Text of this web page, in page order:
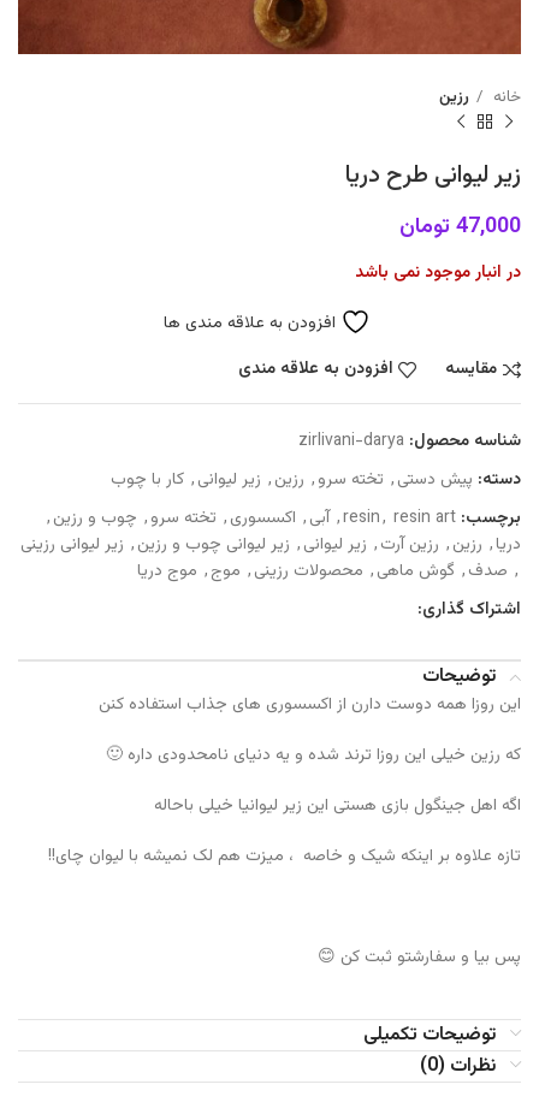
خانه رزین
زیر لیوانی طرح دریا
47,000 تومان
در انبار موجود نمی باشد
افزودن به علاقه مندی ها
مقایسه
افزودن به علاقه مندی
شناسه محصول: zirlivani-darya
دسته: پیش دستی, تخته سرو, رزین, زیر لیوانی, کار با چوب
برچسب:
resin, resin art
, آبی, اکسسوری, تخته سرو, چوب و رزین,
دریا, رزین, رزین آرت, زیر لیوانی, زیر لیوانی چوب و رزین, زیر لیوانی رزینی
, صدف, گوش ماهی, محصولات رزینی, موج, موج دریا
اشتراک گذاری:
توضیحات
این روزا همه دوست دارن از اکسسوری های جذاب استفاده کنن
که رزین خیلی این روزا ترند شده و یه دنیای نامحدودی داره 🙂
اگه اهل جینگول بازی هستی این زیر لیوانیا خیلی باحاله
تازه علاوه بر اینکه شیک و خاصه ، میزت هم لک نمیشه با لیوان چای!!
پس بیا و سفارشتو ثبت کن 😊
توضیحات تکمیلی
نظرات (0)